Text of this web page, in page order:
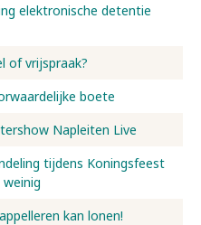
elektronische detentie
of vrijspraak?
boete
Napleiten Live
tijdens Koningsfeest
kan lonen!